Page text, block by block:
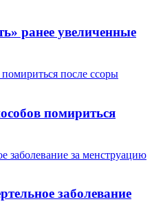
ранее увеличенные
после ссоры
помириться
заболевание за менструацию
заболевание